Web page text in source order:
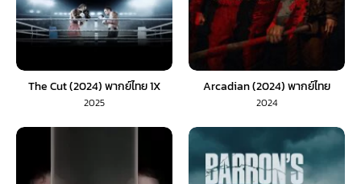
The Cut (2024) พากย์ไทย 1X
2025
Arcadian (2024) พากย์ไทย
2024